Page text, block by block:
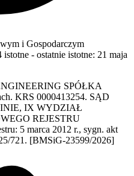
i Gospodarczym
istotne - ostatnie istotne: 21 maja
SPÓŁKA
KRS 0000413254. SĄD
IX WYDZIAŁ
REJESTRU
5 marca 2012 r., sygn. akt
721. [BMSiG-23599/2026]